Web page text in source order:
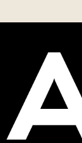
UNA FILIERA DELLA